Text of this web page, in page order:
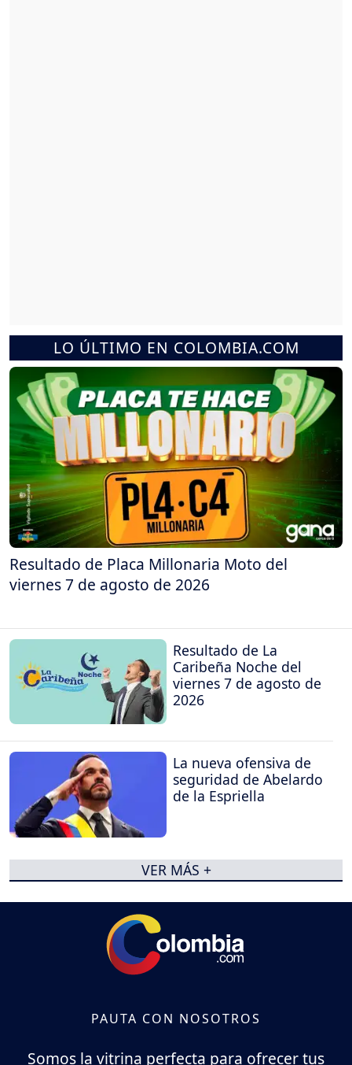
LO ÚLTIMO EN COLOMBIA.COM
Resultado de Placa Millonaria Moto del
viernes 7 de agosto de 2026
Resultado de La
Caribeña Noche del
viernes 7 de agosto de
2026
La nueva ofensiva de
seguridad de Abelardo
de la Espriella
VER MÁS +
PAUTA CON NOSOTROS
Somos la vitrina perfecta para ofrecer tus